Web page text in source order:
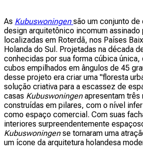
As Kubuswoningensão um conjunto de
design arquitetônico incomum assinado
localizadas em Roterdã, nos Países
Holanda do Sul. Projetadas na década
conhecidas por sua forma cúbica única,
cubos empilhados em ângulos de 45
desse projeto era criar uma "floresta
solução criativa para a escassez de
casas Kubuswoningenapresentam três
construídas em pilares, com o nível
como espaço comercial. Com suas
interiores surpreendentemente
Kubuswoningense tornaram uma
um ícone da arquitetura holandesa